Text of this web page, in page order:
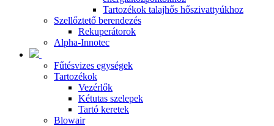
Tartozékok talajhős hőszivattyúkhoz
Szellőztető berendezés
Rekuperátorok
Alpha-Innotec
Fűtésvizes egységek
Tartozékok
Vezérlők
Kétutas szelepek
Tartó keretek
Blowair